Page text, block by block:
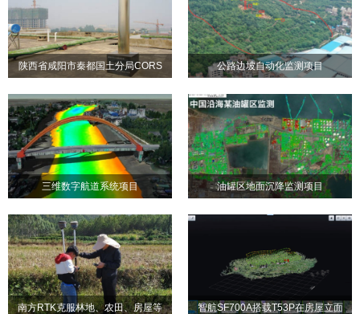
陕西省咸阳市秦都国土分局CORS
CORS系统
公路边坡自动化监测项目
三维数字航道系统项目 油罐区地面沉降监测项目
南方RTK克服林地、农田、房屋等 智航SF700A搭载T53P在房屋立面